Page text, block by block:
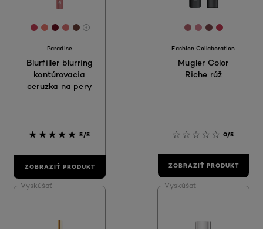
[Color]: #CB4159
[Color]: #F0786F
[Color]: #6B1021
[Color]: #E27475
[Color]: #6D4138
More shades are available
Paradise
Blurfiller blurring
kontúrovacia
ceruzka na pery
5/5
ZOBRAZIŤ PRODUKT
[Color]:
[Color]:
[Color]:
[Color]:
Fashion Collaboration
Mugler Color
Riche rúž
0/5
ZOBRAZIŤ PRODUKT
Vyskúšať Vyskúšať